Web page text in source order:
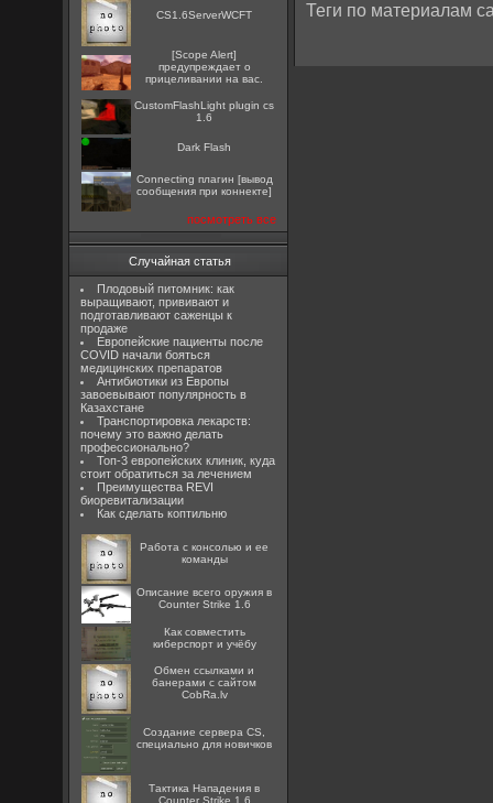
CS1.6ServerWCFT
[Scope Alert]
предупреждает о
прицеливании на вас.
CustomFlashLight plugin cs
1.6
Dark Flash
Connecting плагин [вывод
сообщения при коннекте]
посмотреть все
Случайная статья
Плодовый питомник: как
выращивают, прививают и
подготавливают саженцы к
продаже
Европейские пациенты после
COVID начали бояться
медицинских препаратов
Антибиотики из Европы
завоевывают популярность в
Казахстане
Транспортировка лекарств:
почему это важно делать
профессионально?
Топ-3 европейских клиник, куда
стоит обратиться за лечением
Преимущества REVI
биоревитализации
Как сделать коптильню
Работа с консолью и ее
команды
Описание всего оружия в
Counter Strike 1.6
Как совместить
киберспорт и учёбу
Oбмен ссылками и
банерами с сайтом
CobRa.lv
Создание сервера CS,
специально для новичков
Тактика Нападения в
Counter Strike 1.6
Теги по материалам